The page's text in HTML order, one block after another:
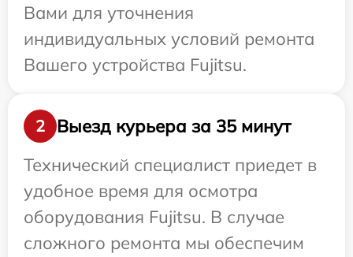
Вами для уточнения
индивидуальных условий ремонта
Вашего устройства Fujitsu.
2
Выезд курьера за 35 минут
Технический специалист приедет в
удобное время для осмотра
оборудования Fujitsu. В случае
сложного ремонта мы обеспечим